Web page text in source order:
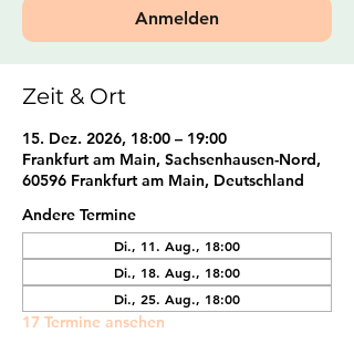
Anmelden
Zeit & Ort
15. Dez. 2026, 18:00 – 19:00
Frankfurt am Main, Sachsenhausen-Nord,
60596 Frankfurt am Main, Deutschland
Andere Termine
Di., 11. Aug., 18:00
Di., 18. Aug., 18:00
Di., 25. Aug., 18:00
17 Termine ansehen